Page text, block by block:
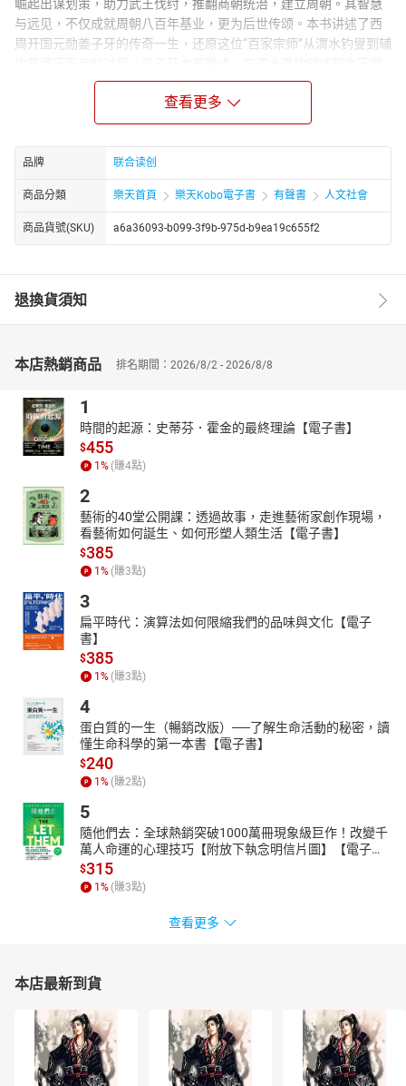
崛起出谋划策，助力武王伐纣，推翻商朝统治，建立周朝。其智慧
与远见，不仅成就周朝八百年基业，更为后世传颂。本书讲述了西
周开国元勋姜子牙的传奇一生，还原这位“百家宗师”从渭水钓叟到辅
识，此后辅佐文王、武王，以谋略与军事才能辅佐周室，牧野之战
一举灭商，建立周朝。书中也探讨了姜子牙在后世被神化的过程，
以及他在军事、政治、文化领域的深远影响，展现了这位传奇人物
的真实面貌与历史地位。
查看更多
品牌 联合读创
商品分類 樂天首頁 樂天Kobo電子書 有聲書 人文社會
商品貨號(SKU) a6a36093-b099-3f9b-975d-b9ea19c655f2
退換貨須知
本店熱銷商品 排名期間：2026/8/2 - 2026/8/8
1
時間的起源：史蒂芬．霍金的最終理論【電子書】
$455
1 % (賺4點)
2
藝術的40堂公開課：透過故事，走進藝術家創作現場，
看藝術如何誕生、如何形塑人類生活【電子書】
$385
1 % (賺3點)
3
扁平時代：演算法如何限縮我們的品味與文化【電子
書】
$385
1 % (賺3點)
4
蛋白質的一生（暢銷改版）──了解生命活動的秘密，讀
懂生命科學的第一本書【電子書】
$240
1 % (賺2點)
5
隨他們去：全球熱銷突破1000萬冊現象級巨作！改變千
萬人命運的心理技巧【附放下執念明信片圖】【電子
書】
$315
1 % (賺3點)
查看更多
本店最新到貨